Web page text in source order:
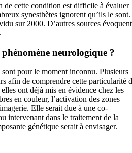
de cette condition est difficile à évaluer
synesthètes ignorent qu’ils le sont.
sur 2000. D’autres sources évoquent
phénomène neurologique ?
sont pour le moment inconnu. Plusieurs
afin de comprendre cette particularité
ont déjà mis en évidence chez les
en couleur, l’activation des zones
Elle serait due à une co-
intervenant dans le traitement de la
génétique serait à envisager.